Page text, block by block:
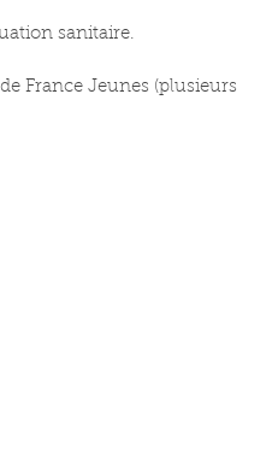
sanitaire.
France Jeunes (plusieurs